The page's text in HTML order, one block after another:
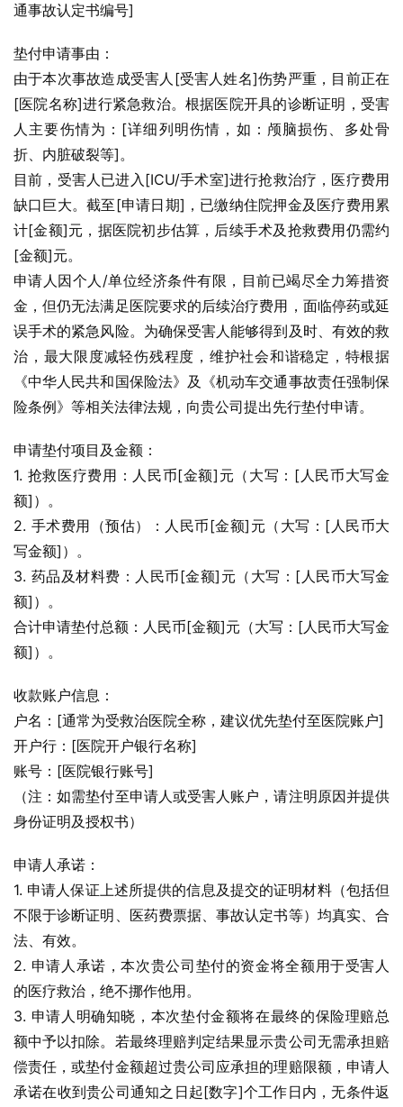
通事故认定书编号]
垫付申请事由：
由于本次事故造成受害人[受害人姓名]伤势严重，目前正在
[医院名称]进行紧急救治。根据医院开具的诊断证明，受害
人主要伤情为：[详细列明伤情，如：颅脑损伤、多处骨
折、内脏破裂等]。
目前，受害人已进入[ICU/手术室]进行抢救治疗，医疗费用
缺口巨大。截至[申请日期]，已缴纳住院押金及医疗费用累
计[金额]元，据医院初步估算，后续手术及抢救费用仍需约
[金额]元。
申请人因个人/单位经济条件有限，目前已竭尽全力筹措资
金，但仍无法满足医院要求的后续治疗费用，面临停药或延
误手术的紧急风险。为确保受害人能够得到及时、有效的救
治，最大限度减轻伤残程度，维护社会和谐稳定，特根据
《中华人民共和国保险法》及《机动车交通事故责任强制保
险条例》等相关法律法规，向贵公司提出先行垫付申请。
申请垫付项目及金额：
1. 抢救医疗费用：人民币[金额]元（大写：[人民币大写金
额]）。
2. 手术费用（预估）：人民币[金额]元（大写：[人民币大
写金额]）。
3. 药品及材料费：人民币[金额]元（大写：[人民币大写金
额]）。
合计申请垫付总额：人民币[金额]元（大写：[人民币大写金
额]）。
收款账户信息：
户名：[通常为受救治医院全称，建议优先垫付至医院账户]
开户行：[医院开户银行名称]
账号：[医院银行账号]
（注：如需垫付至申请人或受害人账户，请注明原因并提供
身份证明及授权书）
申请人承诺：
1. 申请人保证上述所提供的信息及提交的证明材料（包括但
不限于诊断证明、医药费票据、事故认定书等）均真实、合
法、有效。
2. 申请人承诺，本次贵公司垫付的资金将全额用于受害人
的医疗救治，绝不挪作他用。
3. 申请人明确知晓，本次垫付金额将在最终的保险理赔总
额中予以扣除。若最终理赔判定结果显示贵公司无需承担赔
偿责任，或垫付金额超过贵公司应承担的理赔限额，申请人
承诺在收到贵公司通知之日起[数字]个工作日内，无条件返